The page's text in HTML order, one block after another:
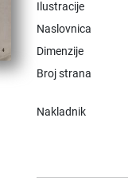
Ilustracije
Naslovnica
Dimenzije
Broj strana
Nakladnik